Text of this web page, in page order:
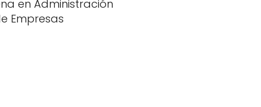
en Administración
Empresas